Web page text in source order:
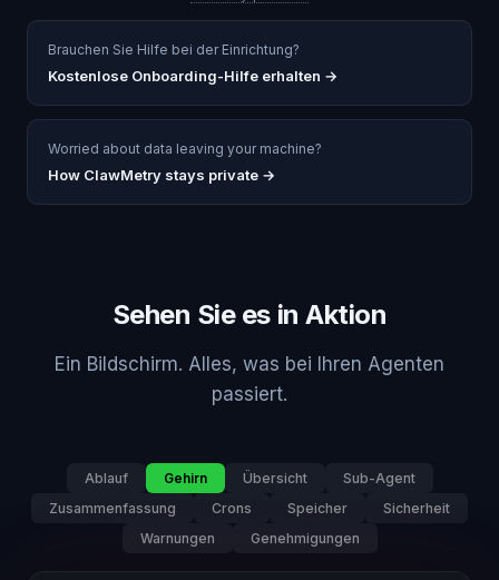
Brauchen Sie Hilfe bei der Einrichtung?
Kostenlose Onboarding-Hilfe erhalten →
Worried about data leaving your machine?
How ClawMetry stays private →
Sehen Sie es in Aktion
Ein Bildschirm. Alles, was bei Ihren Agenten
passiert.
Ablauf Gehirn Übersicht
Sub-Agent
Zusammenfassung
Crons Speicher
Sicherheit
Warnungen
Genehmigungen